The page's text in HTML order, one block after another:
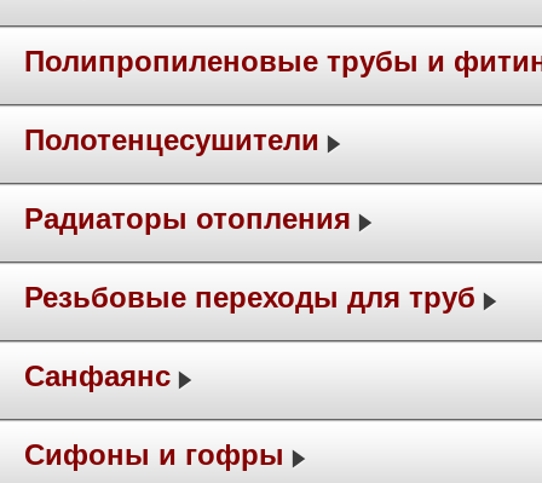
Полипропиленовые трубы и
Полотенцесушители
Радиаторы отопления
Резьбовые переходы для труб
Санфаянс
Сифоны и гофры